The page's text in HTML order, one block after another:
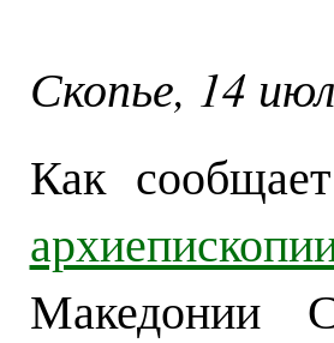
Скопье, 14
Как сообщает
Македонии